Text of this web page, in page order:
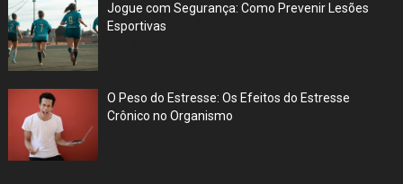
Jogue com Segurança: Como Prevenir Lesões
Esportivas
O Peso do Estresse: Os Efeitos do Estresse
Crônico no Organismo